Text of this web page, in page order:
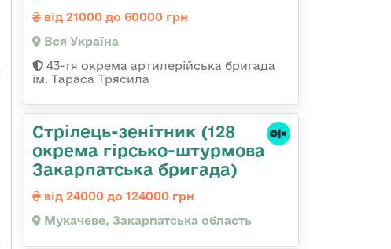
від 21000 до 60000 грн
Вся Україна
43-тя окрема артилерійська бригада
ім. Тараса Трясила
Стрілець-зенітник (128
окрема гірсько-штурмова
Закарпатська бригада)
від 24000 до 124000 грн
Мукачеве, Закарпатська область